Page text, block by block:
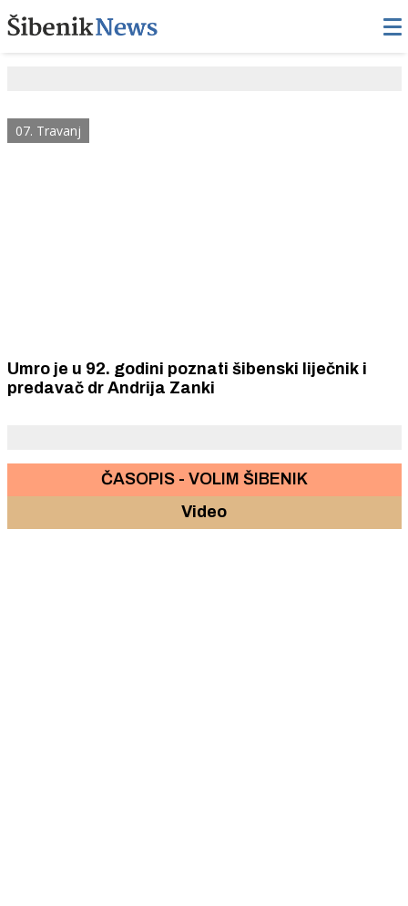
07. Travanj
Umro je u 92. godini poznati šibenski liječnik i
predavač dr Andrija Zanki
ČASOPIS - VOLIM ŠIBENIK
Video